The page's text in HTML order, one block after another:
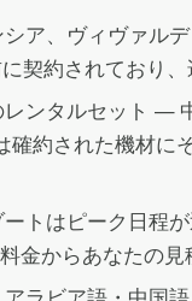
ア、ヴィヴァル
契約されており
ンタルセット —
約された機材
ートはピーク日程
金からあなたの見